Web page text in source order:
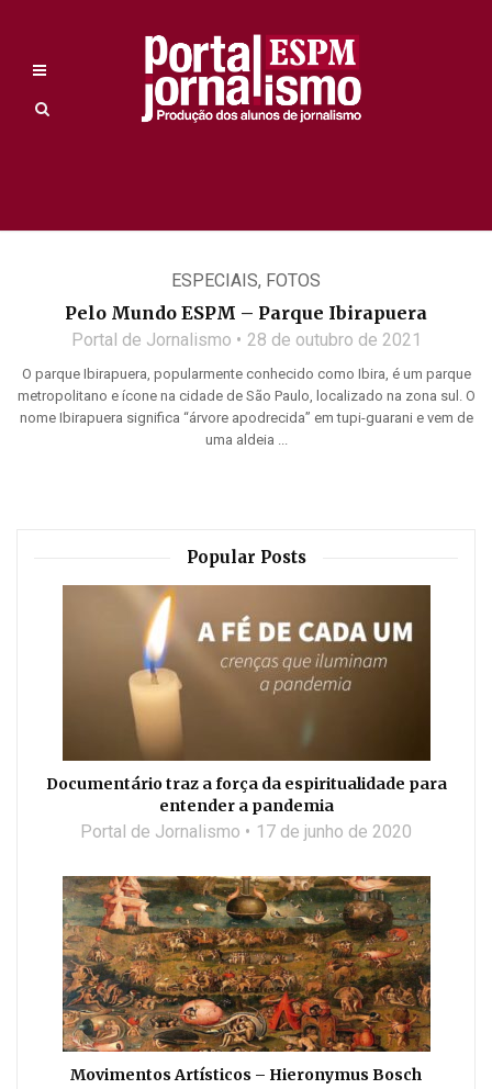
ESPECIAIS, FOTOS
Pelo Mundo ESPM – Parque Ibirapuera
Portal de Jornalismo 28 de outubro de 2021
O parque Ibirapuera, popularmente conhecido como Ibira, é um parque
metropolitano e ícone na cidade de São Paulo, localizado na zona sul. O
nome Ibirapuera significa “árvore apodrecida” em tupi-guarani e vem de
uma aldeia ...
Popular Posts
Documentário traz a força da espiritualidade para
entender a pandemia
Portal de Jornalismo 17 de junho de 2020
Movimentos Artísticos – Hieronymus Bosch